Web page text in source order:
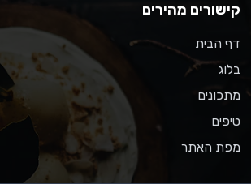
קישורים מהירים
דף הבית
בלוג
מתכונים
טיפים
מפת האתר